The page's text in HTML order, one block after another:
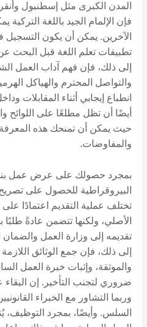
المدن الكبرى مثل إسطنبول
فإن الإلمام الجيد باللغة
الآخرين. يمكن أن يكون التسجيل
تطبيقات تعلم اللغة قبل البحث
إلى ذلك، فإن فهم آداب العمل
والتواصل المحترم والهياكل
انطباع إيجابي أثناء المقابلات
أيضًا أن تظل مطلعًا على اللوائح
حيث يمكن أن تمنحك هذه
والمفاوضات.
بمجرد حصولك على عرض عمل
البيروقراطية للحصول على
تختلف عملية التقديم اعتمادًا
الأصلي، ولكنها تتضمن عادةً
تقديمه إلى وزارة العمل والضمان
إلى ذلك، فإن جمع الوثائق
والموثقة، وإثبات خبرة العمل
ضروري لتجنب التأخير. إن
وربما التشاور مع الخبراء
السلس. وأيضًا، بمجرد التوظيف،